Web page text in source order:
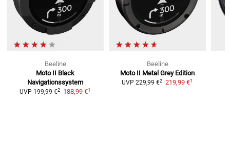
Beeline
Moto II Black
Navigationssystem
UVP 199,99 €2 188,99 €1
Beeline
Moto II Metal Grey Edition
UVP 229,99 €2 219,99 €1